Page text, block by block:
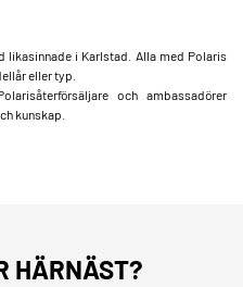
i Karlstad. Alla med Polaris
eller typ.
och ambassadörer
kunskap.
HÄRNÄST?